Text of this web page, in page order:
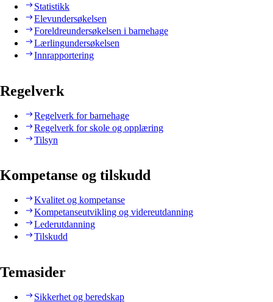
Statistikk
Elevundersøkelsen
Foreldreundersøkelsen i barnehage
Lærlingundersøkelsen
Innrapportering
Regelverk
Regelverk for barnehage
Regelverk for skole og opplæring
Tilsyn
Kompetanse og tilskudd
Kvalitet og kompetanse
Kompetanseutvikling og videreutdanning
Lederutdanning
Tilskudd
Temasider
Sikkerhet og beredskap